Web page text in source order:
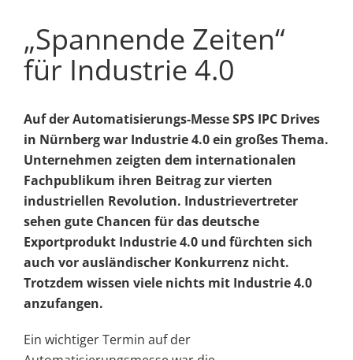
„Spannende Zeiten“
für Industrie 4.0
Auf der Automatisierungs-Messe SPS IPC Drives
in Nürnberg war Industrie 4.0 ein großes Thema.
Unternehmen zeigten dem internationalen
Fachpublikum ihren Beitrag zur vierten
industriellen Revolution. Industrievertreter
sehen gute Chancen für das deutsche
Exportprodukt Industrie 4.0 und fürchten sich
auch vor ausländischer Konkurrenz nicht.
Trotzdem wissen viele nichts mit Industrie 4.0
anzufangen.
Ein wichtiger Termin auf der